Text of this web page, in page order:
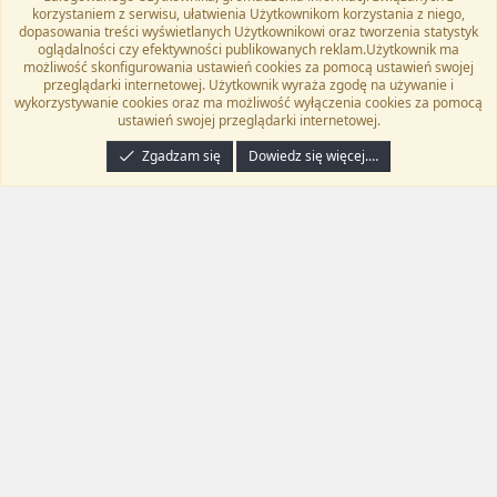
Kontakt
Regulamin Polityka prywatności Pomoc
TwitterKontakt
RSS
Community platform by XenForo® © 2010-2024 XenForo Ltd.
programyzadarmo.net.pl . | Xenforo Add-ons
Email Check by MPM.PM
korzystaniem z serwisu, ułatwienia Użytkownikom korzystania z niego,
dopasowania treści wyświetlanych Użytkownikowi oraz tworzenia statystyk
oglądalności czy efektywności publikowanych reklam.Użytkownik ma
możliwość skonfigurowania ustawień cookies za pomocą ustawień swojej
przeglądarki internetowej. Użytkownik wyraża zgodę na używanie i
wykorzystywanie cookies oraz ma możliwość wyłączenia cookies za pomocą
ustawień swojej przeglądarki internetowej.
Zgadzam się
Dowiedz się więcej.…